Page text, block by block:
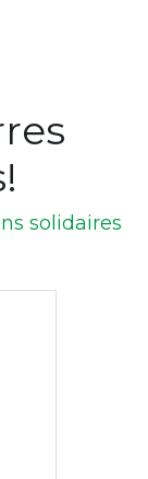
solidaires